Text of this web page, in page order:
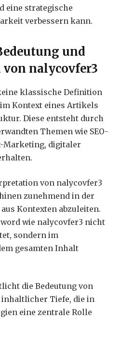
eine strategische
verbessern kann.
und
nalycovfer3
klassische Definition
Kontext eines Artikels
Diese entsteht durch
Themen wie SEO-
Marketing, digitaler
von nalycovfer3
zunehmend in der
Kontexten abzuleiten.
wie nalycovfer3 nicht
sondern im
gesamten Inhalt
die Bedeutung von
Tiefe, die in
eine zentrale Rolle